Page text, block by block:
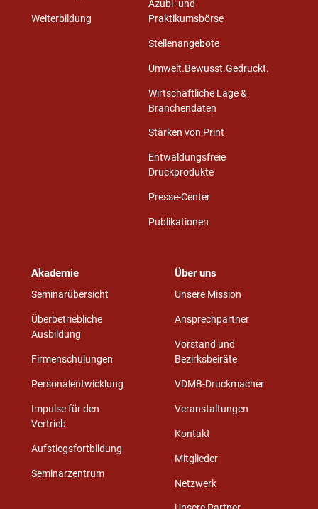
Weiterbildung
Azubi- und
Praktikumsbörse
Stellenangebote
Umwelt.Bewusst.Gedruckt.
Wirtschaftliche Lage &
Branchendaten
Stärken von Print
Entwaldungsfreie
Druckprodukte
Presse-Center
Publikationen
Akademie
Seminarübersicht
Überbetriebliche
Ausbildung
Firmenschulungen
Personalentwicklung
Impulse für den
Vertrieb
Aufstiegsfortbildung
Seminarzentrum
Über uns
Unsere Mission
Ansprechpartner
Vorstand und
Bezirksbeiräte
VDMB-Druckmacher
Veranstaltungen
Kontakt
Mitglieder
Netzwerk